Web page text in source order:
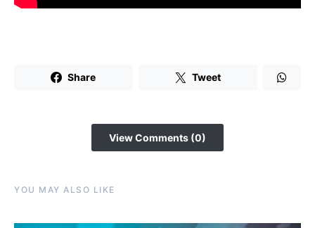
Share Tweet
View Comments (0)
YOU MAY ALSO LIKE